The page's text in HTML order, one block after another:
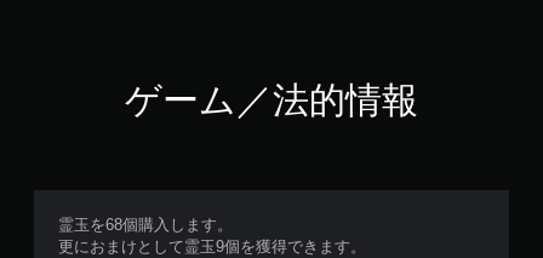
ゲーム／法的情報
霊玉を68個購入します。
更におまけとして霊玉9個を獲得できます。